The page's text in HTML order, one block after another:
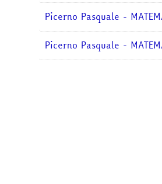
Picerno Pasquale -
Picerno Pasquale -